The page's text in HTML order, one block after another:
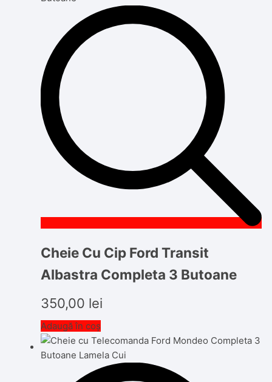
Cheie Cu Cip Ford Transit
Albastra Completa 3 Butoane
350,00 lei
Adaugă în coș